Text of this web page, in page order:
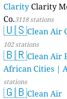
Clarity Clarity
Co.3118 stations
🇺🇸Clean Air
102 stations
🇧🇷Clean Air
African Cities |
stations
🇬🇧Clean Air